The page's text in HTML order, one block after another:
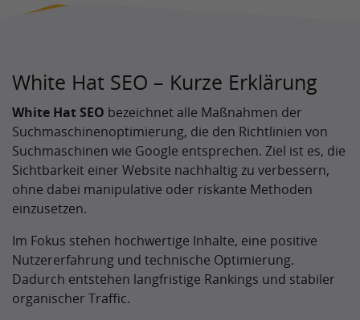
White Hat SEO – Kurze Erklärung
White Hat SEO bezeichnet alle Maßnahmen der
Suchmaschinenoptimierung, die den Richtlinien von
Suchmaschinen wie Google entsprechen. Ziel ist es, die
Sichtbarkeit einer Website nachhaltig zu verbessern,
ohne dabei manipulative oder riskante Methoden
einzusetzen.
Im Fokus stehen hochwertige Inhalte, eine positive
Nutzererfahrung und technische Optimierung.
Dadurch entstehen langfristige Rankings und stabiler
organischer Traffic.